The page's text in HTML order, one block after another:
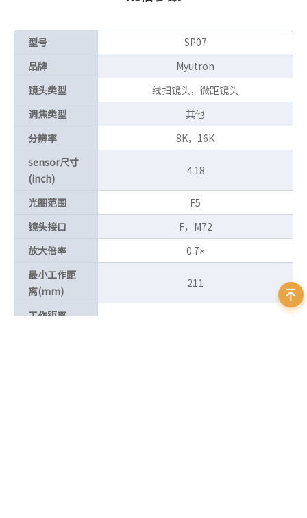
型号
SP07
品牌
Myutron
镜头类型
线扫镜头，微距镜头
调焦类型
其他
分辨率
8K，16K
sensor尺寸
(inch)
4.18
光圈范围
F5
镜头接口
F，M72
放大倍率
0.7×
最小工作距
离(mm)
211
工作距离